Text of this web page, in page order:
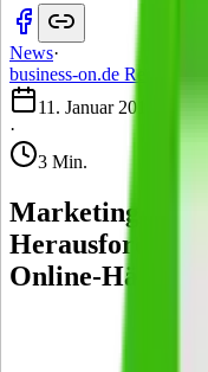
News·
business-on.de Redaktion
11. Januar 2018
·
3 Min.
Marketing-
Online-Händler